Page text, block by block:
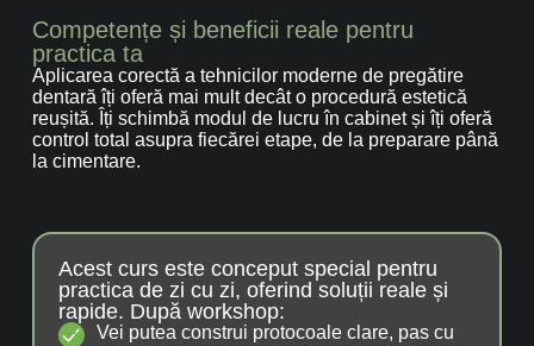
Competențe și beneficii reale pentru
practica ta
Aplicarea corectă a tehnicilor moderne de pregătire
dentară îți oferă mai mult decât o procedură estetică
reușită. Îți schimbă modul de lucru în cabinet și îți oferă
control total asupra fiecărei etape, de la preparare până
la cimentare.
Acest curs este conceput special pentru
practica de zi cu zi, oferind soluții reale și
rapide. După workshop:
Vei putea construi protocoale clare, pas cu